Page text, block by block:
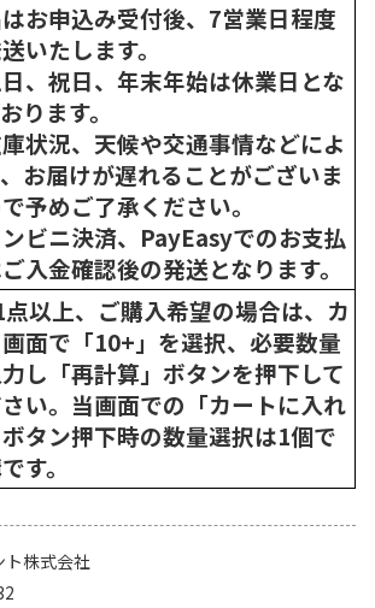
お申込み受付後、7営業日程度
いたします。
、祝日、年末年始は休業日とな
ります。
状況、天候や交通事情などによ
お届けが遅れることがございま
予めご了承ください。
ビニ決済、PayEasyでのお支払
入金確認後の発送となります。
以上、ご購入希望の場合は、カ
面で「10+」を選択、必要数量
し「再計算」ボタンを押下して
い。当画面での「カートに入れ
タン押下時の数量選択は1個で
す。
ト株式会社